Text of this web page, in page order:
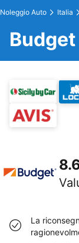
Noleggio Auto Italia
Budget
La